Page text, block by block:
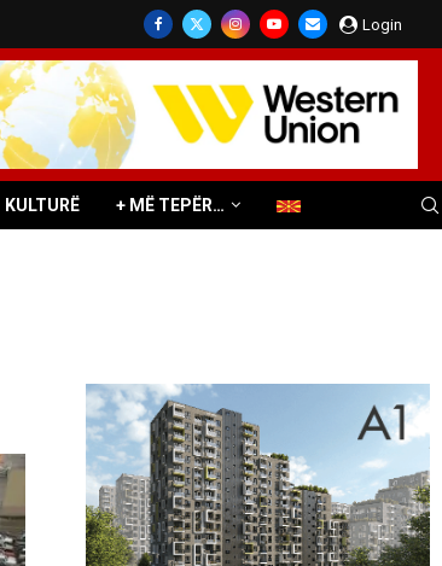
Login
KULTURË + MË TEPËR…